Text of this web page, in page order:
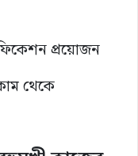
প্রয়োজন
থেকে